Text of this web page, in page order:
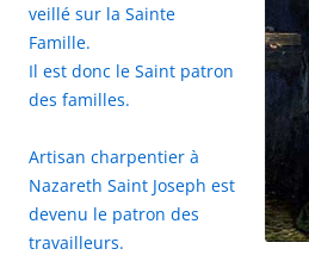
veillé sur la Sainte
Famille.
Il est donc le Saint patron
des familles.
Artisan charpentier à
Nazareth Saint Joseph est
devenu le patron des
travailleurs.